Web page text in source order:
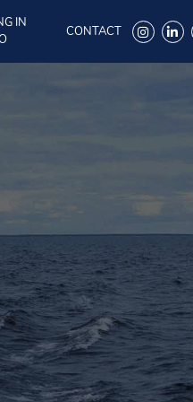
IN
CONTACT